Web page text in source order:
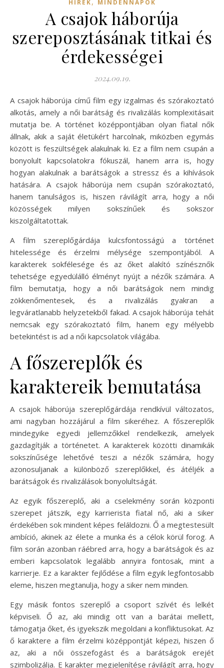
HÍREK MINDENNAPOK
A csajok háborúja
szereposztásának titkai és
érdekességei
2024.09.19.
A csajok háborúja című film egy izgalmas és szórakoztató
alkotás, amely a női barátság és rivalizálás komplexitásait
mutatja be. A történet középpontjában olyan fiatal nők
állnak, akik a saját életükért harcolnak, miközben egymás
között is feszültségek alakulnak ki. Ez a film nem csupán a
bonyolult kapcsolatokra fókuszál, hanem arra is, hogy
hogyan alakulnak a barátságok a stressz és a kihívások
hatására. A csajok háborúja nem csupán szórakoztató,
hanem tanulságos is, hiszen rávilágít arra, hogy a női
közösségek milyen sokszínűek és sokszor
kiszolgáltatottak.
A film szereplőgárdája kulcsfontosságú a történet
hitelessége és érzelmi mélysége szempontjából. A
karakterek sokfélesége és az őket alakító színésznők
tehetsége egyedülálló élményt nyújt a nézők számára. A
film bemutatja, hogy a női barátságok nem mindig
zökkenőmentesek, és a rivalizálás gyakran a
legváratlanabb helyzetekből fakad. A csajok háborúja tehát
nemcsak egy szórakoztató film, hanem egy mélyebb
betekintést is ad a női kapcsolatok világába.
A főszereplők és
karaktereik bemutatása
A csajok háborúja szereplőgárdája rendkívül változatos,
ami nagyban hozzájárul a film sikeréhez. A főszereplők
mindegyike egyedi jellemzőkkel rendelkezik, amelyek
gazdagítják a történetet. A karakterek közötti dinamikák
sokszínűsége lehetővé teszi a nézők számára, hogy
azonosuljanak a különböző szereplőkkel, és átéljék a
barátságok és rivalizálások bonyolultságát.
Az egyik főszereplő, aki a cselekmény során központi
szerepet játszik, egy karrierista fiatal nő, aki a siker
érdekében sok mindent képes feláldozni. Ő a megtestesült
ambíció, akinek az élete a munka és a célok körül forog. A
film során azonban ráébred arra, hogy a barátságok és az
emberi kapcsolatok legalább annyira fontosak, mint a
karrierje. Ez a karakter fejlődése a film egyik legfontosabb
eleme, hiszen megtanulja, hogy a siker nem minden.
Egy másik fontos szereplő a csoport szívét és lelkét
képviseli. Ő az, aki mindig ott van a barátai mellett,
támogatja őket, és igyekszik megoldani a konfliktusokat. Az
ő karaktere a film érzelmi középpontját képezi, hiszen ő
az, aki a női összefogást és a barátságok erejét
szimbolizálja. E karakter megjelenítése rávilágít arra, hogy